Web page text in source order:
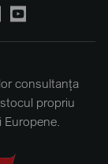
consultanța
propriu
Europene.